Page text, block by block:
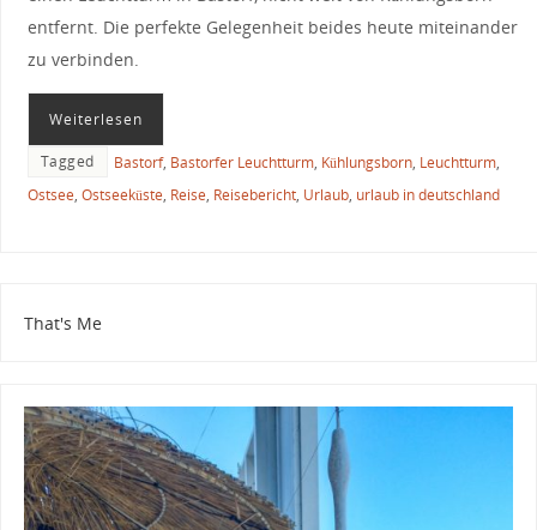
entfernt. Die perfekte Gelegenheit beides heute miteinander
zu verbinden.
Weiterlesen
Tagged Bastorf, Bastorfer Leuchtturm, Kühlungsborn, Leuchtturm,
Ostsee, Ostseeküste, Reise, Reisebericht, Urlaub, urlaub in deutschland
That's Me